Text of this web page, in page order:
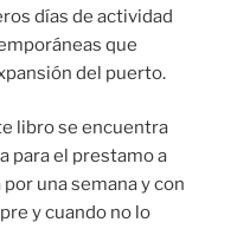
días de actividad
que
del puerto.
libro se encuentra
para el prestamo a
una semana y con
y cuando no lo